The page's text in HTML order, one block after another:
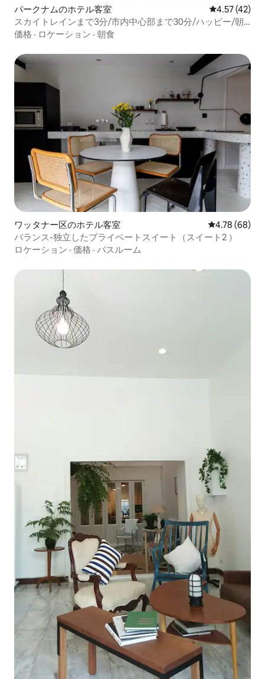
パークナムのホテル客室 レビュー42
4.57 (42)
スカイトレインまで3分/市内中心部まで30分/ハッピー/朝
食
価格 · ロケーション · 朝食
ワッタナー区のホテル客室 レビュー68
4.78 (68)
バランス-独立したプライベートスイート（スイート2 ）
ロケーション · 価格 · バスルーム